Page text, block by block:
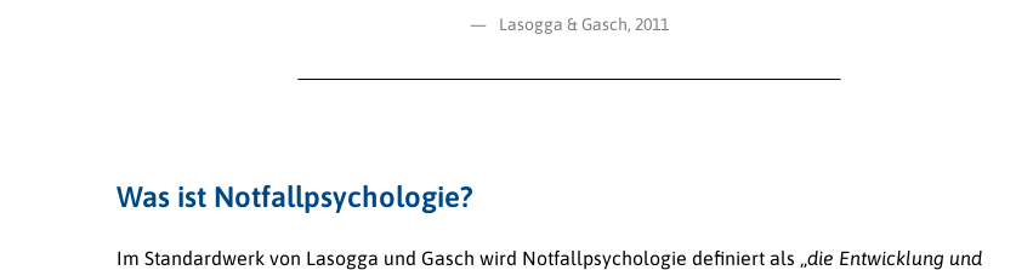
Lasogga & Gasch, 2011
Was ist Notfallpsychologie?
Im Standardwerk von Lasogga und Gasch wird Notfallpsychologie definiert als „die Entwicklung und